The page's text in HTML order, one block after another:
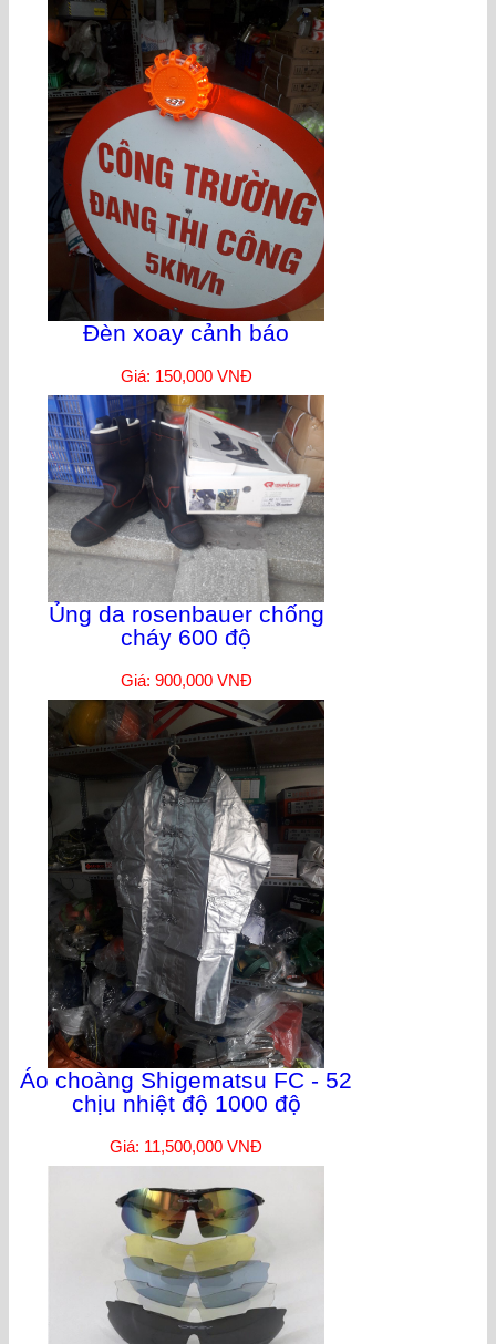
Đèn xoay cảnh báo
Giá: 150,000 VNĐ
Ủng da rosenbauer chống
cháy 600 độ
Giá: 900,000 VNĐ
Áo choàng Shigematsu FC - 52
chịu nhiệt độ 1000 độ
Giá: 11,500,000 VNĐ